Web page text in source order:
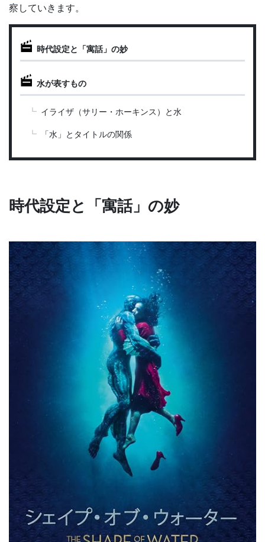
察していきます。
時代設定と「寓話」の妙
水が表すもの
イライザ（サリー・ホーキンス）と水
「水」とタイトルの関係
時代設定と「寓話」の妙